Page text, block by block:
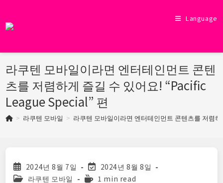
content
Language
라쿠텐 모바일이라면 엔터테인먼트 콘텐
츠를 저렴하게 즐길 수 있어요! “Pacific
League Special” 편
> 라쿠텐 모바일 > 라쿠텐 모바일이라면 엔터테인먼트 콘텐츠를 저렴
Post
published:
2024년 8월 7일
Post
last
2024년 8월 8일
Post라쿠텐 모바일
Reading1 min read